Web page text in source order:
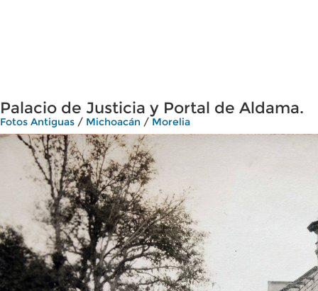
Palacio de Justicia y Portal de Aldama.
Fotos Antiguas / Michoacán / Morelia